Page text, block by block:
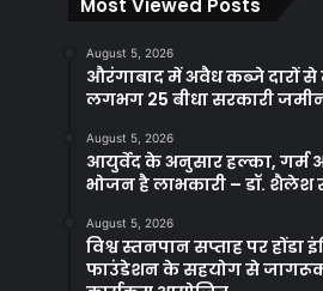
Most Viewed Posts
August 5, 2026
औरंगाबाद में अवैध कब्जे दारों से
लगभग 25 बीधा सरकारी
August 5, 2026
आयुर्वेद के अनुसार हल्का, गर्म
भोजन है लाभकारी – डॉ. शैलेश
August 5, 2026
विश्व स्तनपान सप्ताह पर होंडा
फाउंडेशन के सहयोग से